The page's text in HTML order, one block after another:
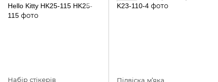
Набір стікерів Підвіска м'яка